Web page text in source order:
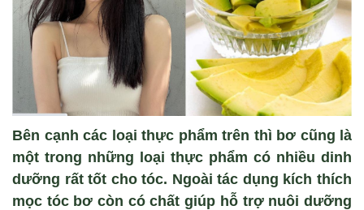
Bên cạnh các loại thực phẩm trên thì bơ cũng là
một trong những loại thực phẩm có nhiều dinh
dưỡng rất tốt cho tóc. Ngoài tác dụng kích thích
mọc tóc bơ còn có chất giúp hỗ trợ nuôi dưỡng